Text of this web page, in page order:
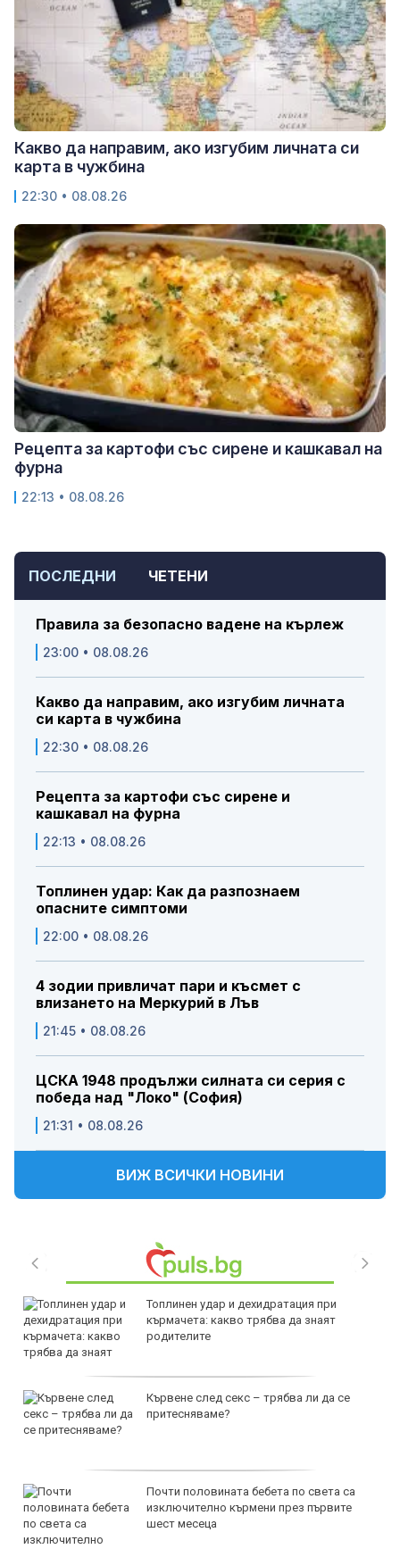
ПОСЛЕДНИ ЧЕТЕНИ
Правила за безопасно вадене на кърлеж
23:00 • 08.08.26
Какво да направим, ако изгубим личната
си карта в чужбина
22:30 • 08.08.26
Рецепта за картофи със сирене и
кашкавал на фурна
22:13 • 08.08.26
Топлинен удар: Как да разпознаем
опасните симптоми
22:00 • 08.08.26
4 зодии привличат пари и късмет с
влизането на Меркурий в Лъв
21:45 • 08.08.26
ЦСКА 1948 продължи силната си серия с
победа над "Локо" (София)
21:31 • 08.08.26
ВИЖ ВСИЧКИ НОВИНИ
Топлинен удар и дехидратация при
кърмачета: какво трябва да знаят
родителите
Кървене след секс – трябва ли да се
притесняваме?
Почти половината бебета по света са
изключително кърмени през първите
шест месеца
Какво да направим, ако изгубим личната си
карта в чужбина
22:30 • 08.08.26
Рецепта за картофи със сирене и кашкавал на
фурна
22:13 • 08.08.26